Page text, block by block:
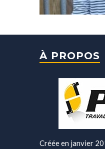
À PROPOS
Créée en janvier